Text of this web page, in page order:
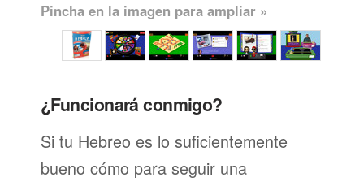
Pincha en la imagen para ampliar »
¿Funcionará conmigo?
Si tu Hebreo es lo suficientemente
bueno cómo para seguir una